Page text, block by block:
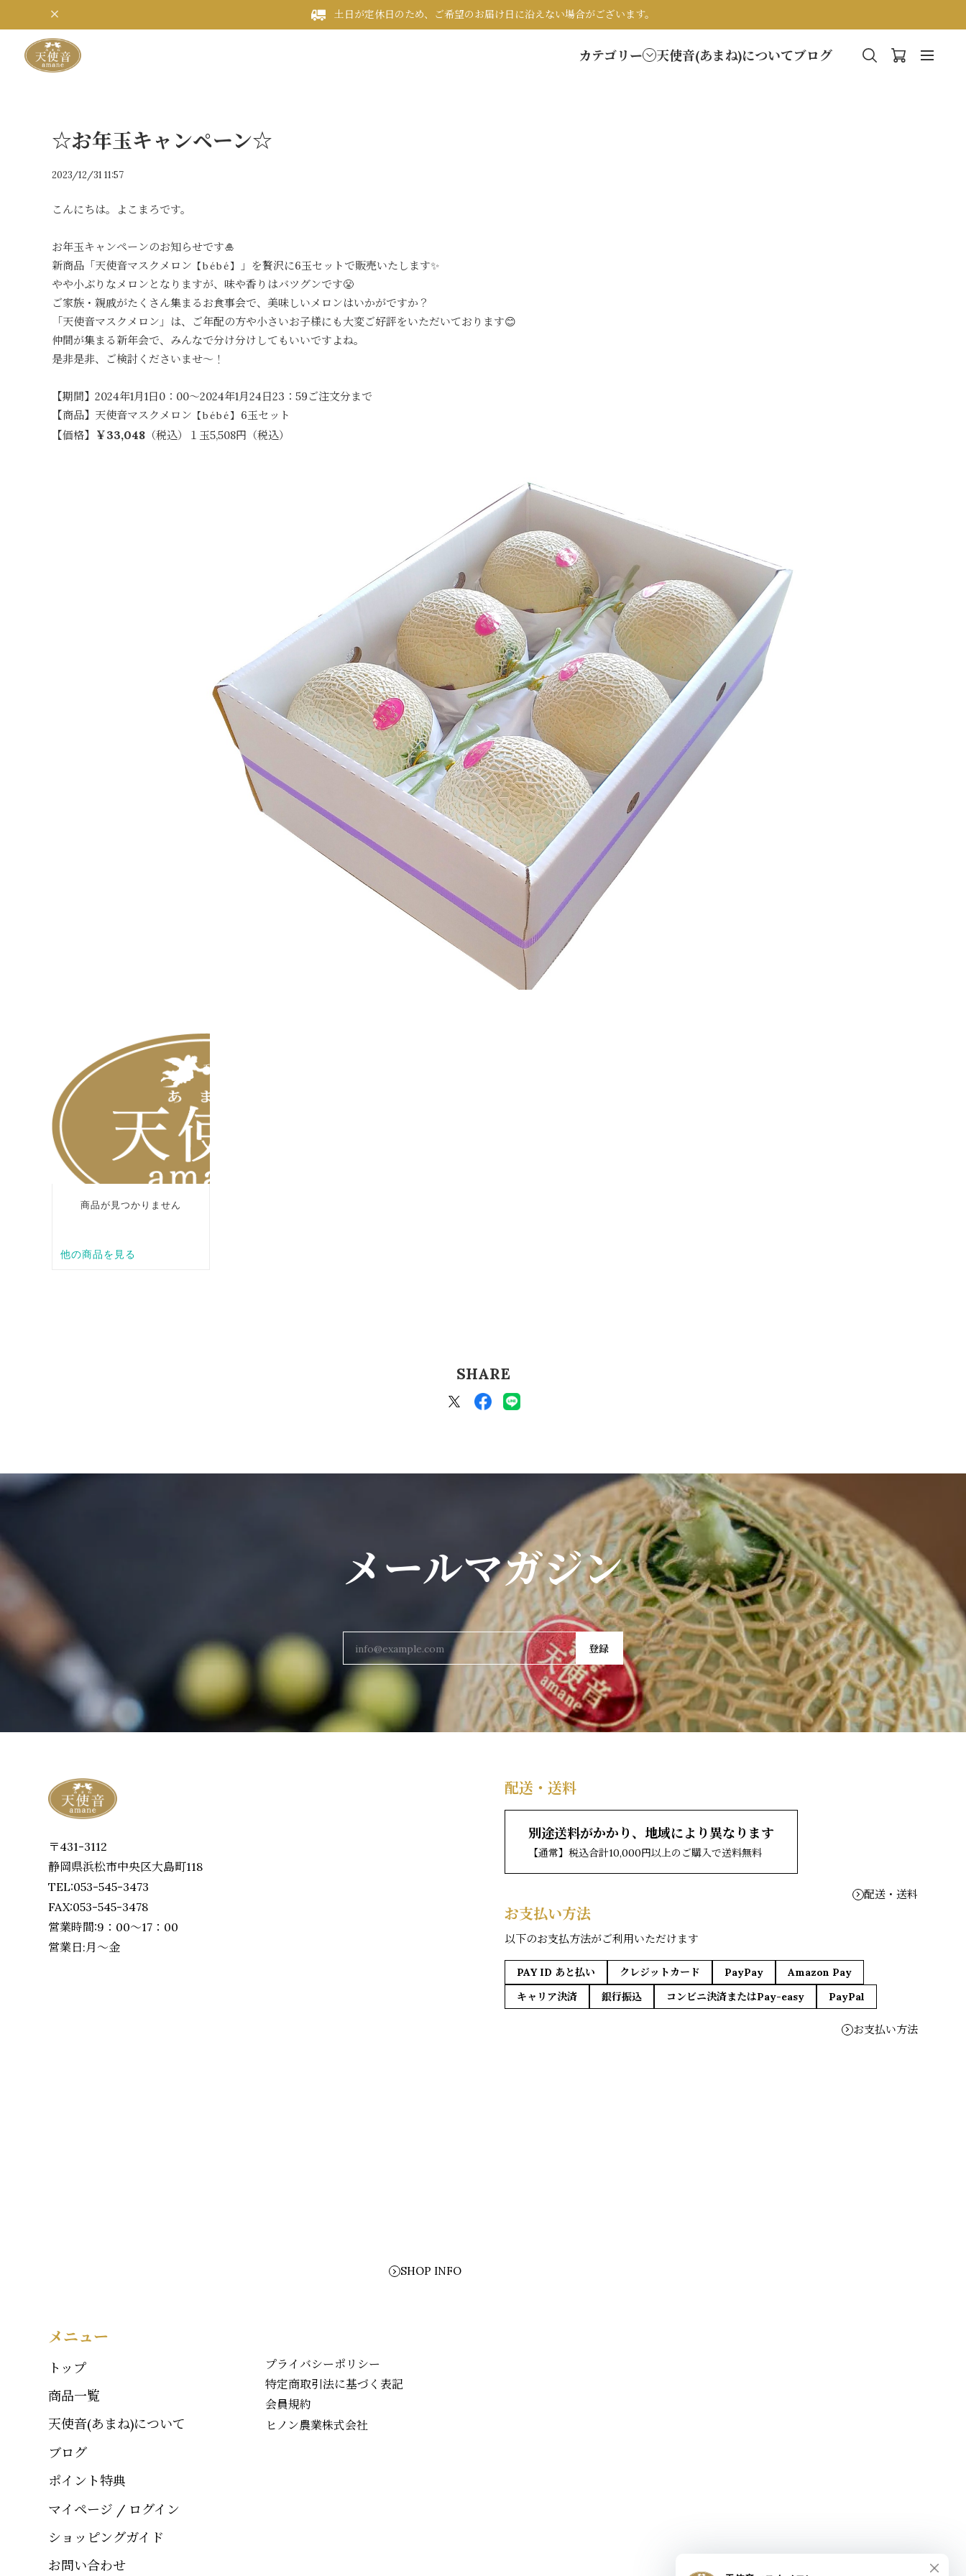
土日が定休日のため、ご希望のお届け日に沿えない場合がございます。
カテゴリー 天使音(あまね)についてブログ
☆お年玉キャンペーン☆
2023/12/31 11:57
こんにちは。よこまろです。
お年玉キャンペーンのお知らせです🎍
新商品「天使音マスクメロン 【bébé】
」を贅沢に6玉セットで販売いたします✨
やや小ぶりなメロンとなりますが、味や香りはバツグンです😤
ご家族・親戚がたくさん集まるお食事会で、美味しいメロンはいかがですか？
「天使音マスクメロン」は、ご年配の方や小さいお子様にも大変ご好評をいただいております😊
仲間が集まる新年会で、みんなで分け分けしてもいいですよね。
是非是非、ご検討くださいませ～！
【期間】2024年1月1日0：00～2024年1月24日23：59ご注文分まで
【商品】天使音マスクメロン 【bébé】 6玉セット
【価格】
￥33,048 （税込）１玉5,508円（税込）
SHARE
メールマガジン
登録
〒431-3112
静岡県浜松市中央区大島町118
TEL:053-545-3473
FAX:053-545-3478
営業時間:9：00～17：00
営業日:月～金
SHOP INFO
配送・送料
別途送料がかかり、地域により異なります
【通常】税込合計10,000円以上のご購入で送料無料
配送・送料
お支払い方法
以下のお支払方法がご利用いただけます
PAY ID あと払い クレジットカード PayPay
Amazon Pay
キャリア決済
銀行振込 コンビニ決済またはPay-easy PayPal
お支払い方法
メニュー
トップ
商品一覧
天使音(あまね)について
ブログ
ポイント特典
マイページ / ログイン
ショッピングガイド
お問い合わせ
プライバシーポリシー
特定商取引法に基づく表記
会員規約
ヒノン農業株式会社